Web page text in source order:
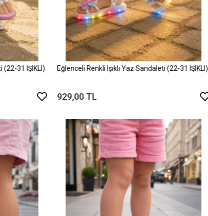
(22-31 IŞIKLI) Eğlenceli Renkli Işıklı Yaz Sandaleti (22-31 IŞIKLI)
929,00 TL